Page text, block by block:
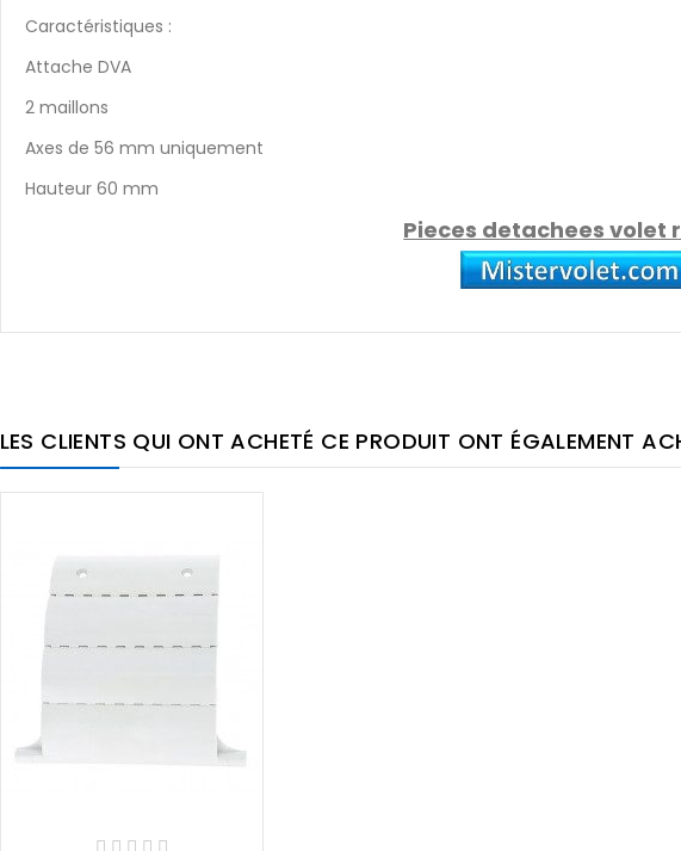
Caractéristiques :
Attache DVA
2 maillons
Axes de 56 mm uniquement
Hauteur 60 mm
Pieces detachees volet
LES CLIENTS QUI ONT ACHETÉ CE PRODUIT ONT ÉGALEMENT